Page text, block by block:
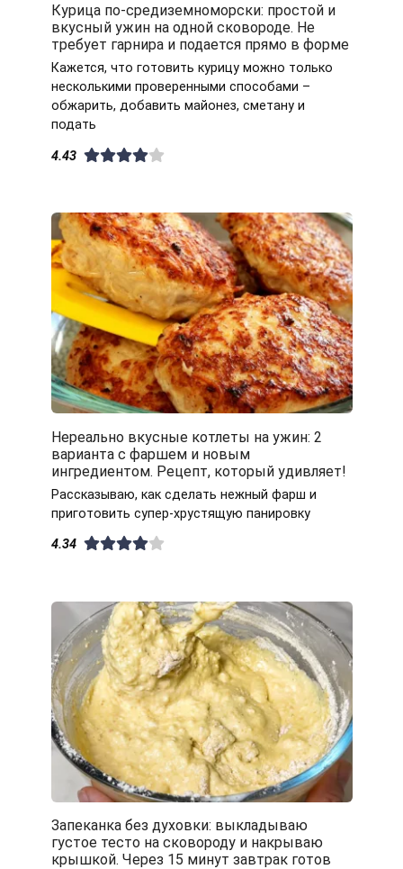
Курица по-средиземноморски: простой и
вкусный ужин на одной сковороде. Не
требует гарнира и подается прямо в форме
Кажется, что готовить курицу можно только
несколькими проверенными способами –
обжарить, добавить майонез, сметану и
подать
4.43
Нереально вкусные котлеты на ужин: 2
варианта с фаршем и новым
ингредиентом. Рецепт, который удивляет!
Рассказываю, как сделать нежный фарш и
приготовить супер-хрустящую панировку
4.34
Запеканка без духовки: выкладываю
густое тесто на сковороду и накрываю
крышкой. Через 15 минут завтрак готов